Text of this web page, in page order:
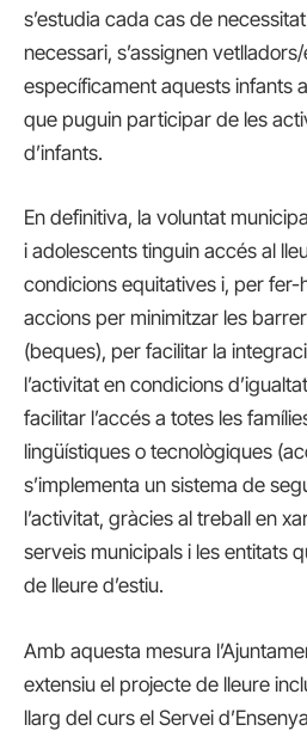
s’estudia cada cas de
necessari, s’assignen
específicament aquests infants
que puguin participar de les
d’infants.
En definitiva, la voluntat
i adolescents tinguin accés al
condicions equitatives i, per fer-
accions per minimitzar les
(beques), per facilitar la
l’activitat en condicions
facilitar l’accés a totes les
lingüístiques o tecnològiques
s’implementa un sistema de
l’activitat, gràcies al treball en
serveis municipals i les entitats
de lleure d’estiu.
Amb aquesta mesura
extensiu el projecte de lleure
llarg del curs el Servei